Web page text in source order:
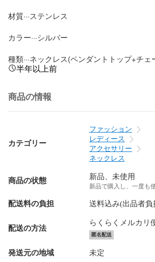
材質···ステンレス
カラー···シルバー
種類···ネックレス(ペンダントトップ+チェ
半年以上前
商品の情報
カテゴリー
ファッション
レディース
アクセサリー
ネックレス
商品の状態 新品、未使用
新品で購入し、一度も
配送料の負担 送料込み(出品者負
配送の方法
らくらくメルカリ
匿名配送
発送元の地域 未定